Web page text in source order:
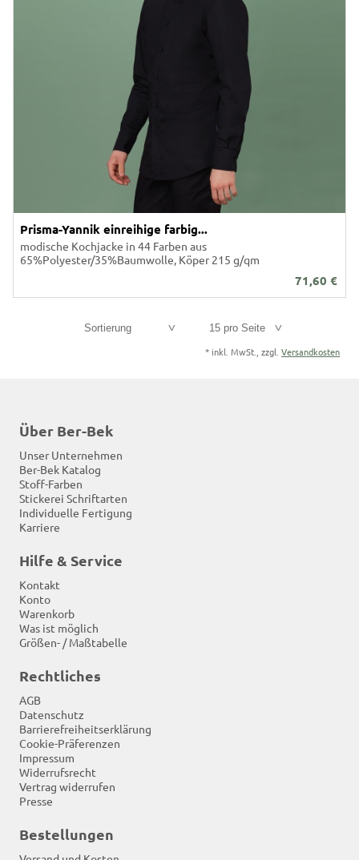
Prisma-Yannik einreihige farbig...
modische Kochjacke in 44 Farben aus
65%Polyester/35%Baumwolle, Köper 215 g/qm
71,60 €
Sortierung 15 pro Seite
* inkl. MwSt., zzgl. Versandkosten
Über Ber-Bek
Unser Unternehmen
Ber-Bek Katalog
Stoff-Farben
Stickerei Schriftarten
Individuelle Fertigung
Karriere
Hilfe & Service
Kontakt
Konto
Warenkorb
Was ist möglich
Größen- / Maßtabelle
Rechtliches
AGB
Datenschutz
Barrierefreiheitserklärung
Cookie-Präferenzen
Impressum
Widerrufsrecht
Vertrag widerrufen
Presse
Bestellungen